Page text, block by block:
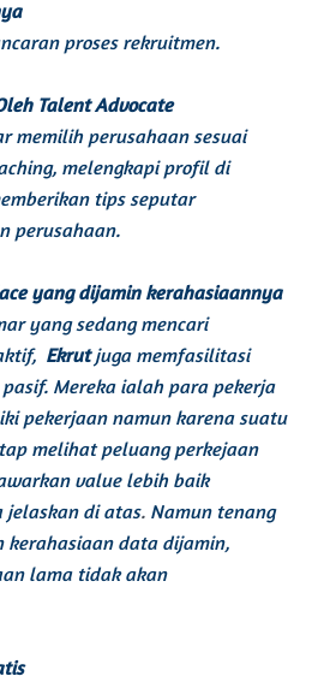
proses rekruitmen.
Talent Advocate
memilih perusahaan sesuai
melengkapi profil di
tips seputar
perusahaan.
yang dijaminkerahasiaannya
yang sedang mencari
Ekrutjuga memfasilitasi
Mereka ialah para pekerja
pekerjaan namun karena suatu
melihat peluang perkejaan
valuelebih baik
jelaskan di atas. Namun tenang
kerahasiaan data dijamin,
lama tidak akan